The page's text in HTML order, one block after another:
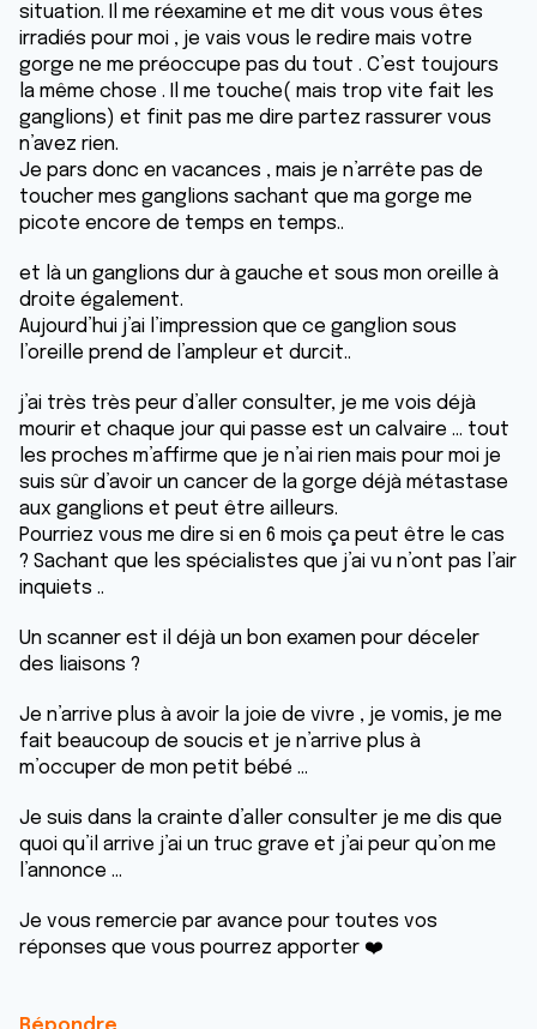
situation. Il me réexamine et me dit vous vous êtes
irradiés pour moi , je vais vous le redire mais votre
gorge ne me préoccupe pas du tout . C’est toujours
la même chose . Il me touche( mais trop vite fait les
ganglions) et finit pas me dire partez rassurer vous
n’avez rien.
Je pars donc en vacances , mais je n’arrête pas de
toucher mes ganglions sachant que ma gorge me
picote encore de temps en temps..
et là un ganglions dur à gauche et sous mon oreille à
droite également.
Aujourd’hui j’ai l’impression que ce ganglion sous
l’oreille prend de l’ampleur et durcit..
j’ai très très peur d’aller consulter, je me vois déjà
mourir et chaque jour qui passe est un calvaire … tout
les proches m’affirme que je n’ai rien mais pour moi je
suis sûr d’avoir un cancer de la gorge déjà métastase
aux ganglions et peut être ailleurs.
Pourriez vous me dire si en 6 mois ça peut être le cas
? Sachant que les spécialistes que j’ai vu n’ont pas l’air
inquiets ..
Un scanner est il déjà un bon examen pour déceler
des liaisons ?
Je n’arrive plus à avoir la joie de vivre , je vomis, je me
fait beaucoup de soucis et je n’arrive plus à
m’occuper de mon petit bébé …
Je suis dans la crainte d’aller consulter je me dis que
quoi qu’il arrive j’ai un truc grave et j’ai peur qu’on me
l’annonce …
Je vous remercie par avance pour toutes vos
réponses que vous pourrez apporter ❤️